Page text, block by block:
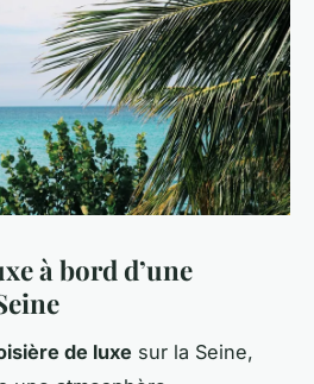
à bord d’une
de luxe sur la Seine,